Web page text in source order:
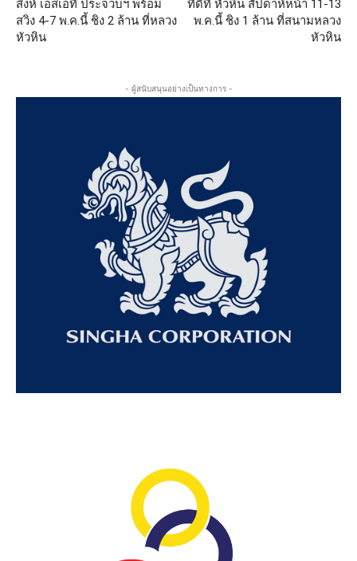
สิงห์ เอสเอที ประจวบฯ พร้อม
สวิง 4-7 พ.ค.นี้ ชิง 2 ล้าน ที่หลวง
หัวหิน
ทีดีที หัวหิน สัปดาห์หน้า 11-13
พ.ค.นี้ ชิง 1 ล้าน ที่สนามหลวง
หัวหิน
- ผู้สนับสนุนอย่างเป็นทางการ -